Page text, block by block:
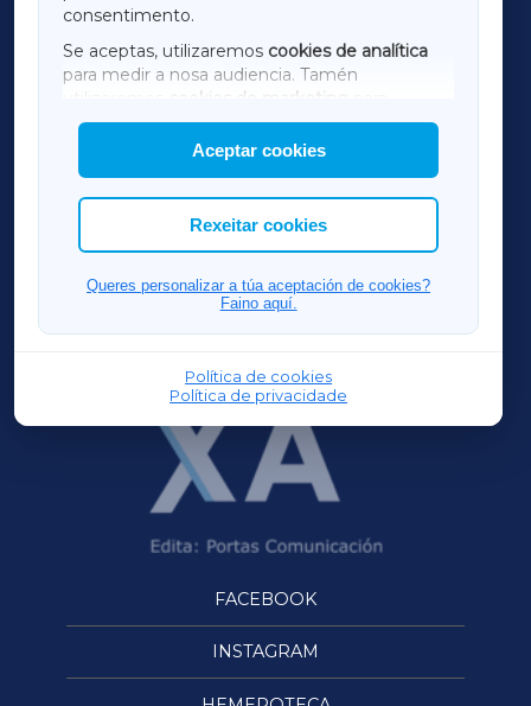
consentimento.
Se aceptas, utilizaremos cookies de analítica
para medir a nosa audiencia. Tamén
utilizaremos
cookies de marketing
mostrar publicidade de terceiros.
Así mesmo, podes personalizar a elección das
cookies que desexas permitir.
Aceptar cookies
Rexeitar cookies
Queres personalizar a túa aceptación de cookies?
Faino aquí.
Política de cookies
Política de privacidade
AMARIÑAXA
RIBEIRASACRAXA
ACORUÑAXA
FERROLXA
OURENSEXA
FACEBOOK
INSTAGRAM